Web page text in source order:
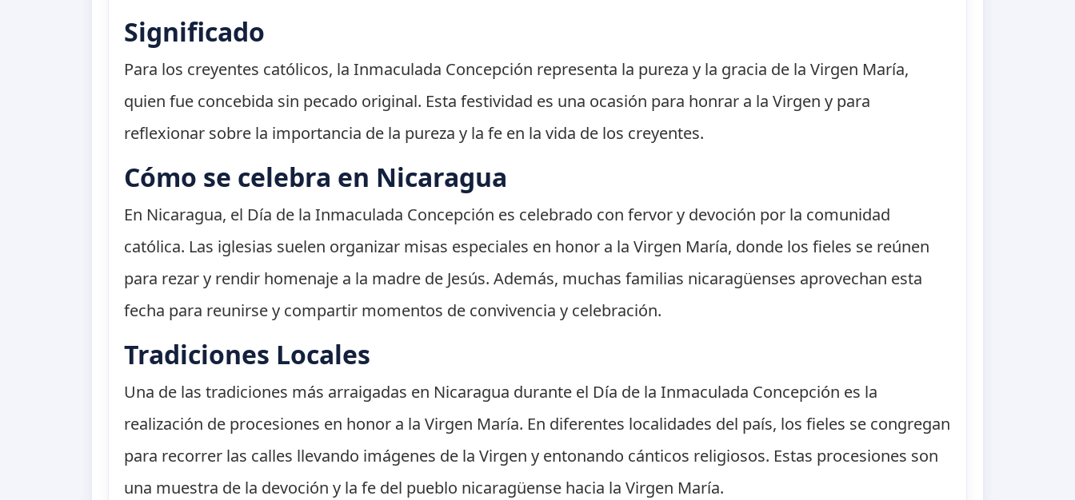
Significado
Para los creyentes católicos, la Inmaculada Concepción representa la pureza y la gracia de la Virgen María,
quien fue concebida sin pecado original. Esta festividad es una ocasión para honrar a la Virgen y para
reflexionar sobre la importancia de la pureza y la fe en la vida de los creyentes.
Cómo se celebra en Nicaragua
En Nicaragua, el Día de la Inmaculada Concepción es celebrado con fervor y devoción por la comunidad
católica. Las iglesias suelen organizar misas especiales en honor a la Virgen María, donde los fieles se reúnen
para rezar y rendir homenaje a la madre de Jesús. Además, muchas familias nicaragüenses aprovechan esta
fecha para reunirse y compartir momentos de convivencia y celebración.
Tradiciones Locales
Una de las tradiciones más arraigadas en Nicaragua durante el Día de la Inmaculada Concepción es la
realización de procesiones en honor a la Virgen María. En diferentes localidades del país, los fieles se congregan
para recorrer las calles llevando imágenes de la Virgen y entonando cánticos religiosos. Estas procesiones son
una muestra de la devoción y la fe del pueblo nicaragüense hacia la Virgen María.